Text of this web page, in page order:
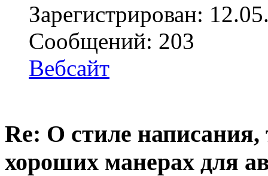
Зарегистрирован:
Сообщений: 203
Вебсайт
Re: О стиле
хороших манерах для